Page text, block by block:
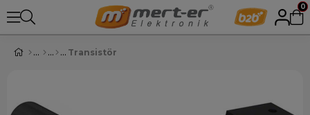
0
Transistör